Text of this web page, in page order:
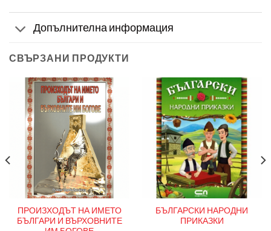
Допълнителна информация
СВЪРЗАНИ ПРОДУКТИ
ПРОИЗХОДЪТ НА ИМЕТО
БЪЛГАРИ И ВЪРХОВНИТЕ
БЪЛГАРСКИ НАРОДНИ
ПРИКАЗКИ